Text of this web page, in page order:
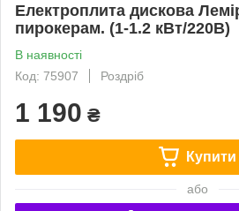
Електроплита дискова
пирокерам. (1-1.2 кВт/220В)
В наявності
Код: 75907
Роздріб
1 190 ₴
Купити
або